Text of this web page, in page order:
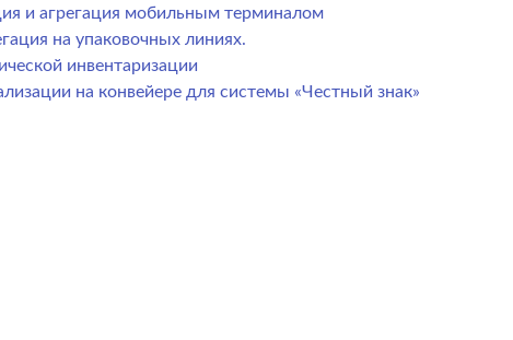
и агрегация мобильным терминалом
на упаковочных линиях.
инвентаризации
на конвейере для системы «Честный знак»